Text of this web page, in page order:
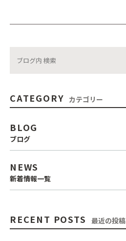
CATEGORY カテゴリー
BLOG
ブログ
NEWS
新着情報一覧
RECENT POSTS 最近の投稿